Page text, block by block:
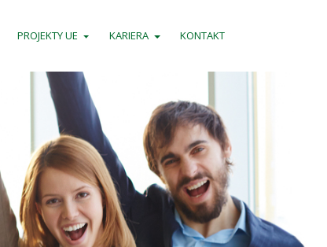
PROJEKTY UE KARIERA KONTAKT